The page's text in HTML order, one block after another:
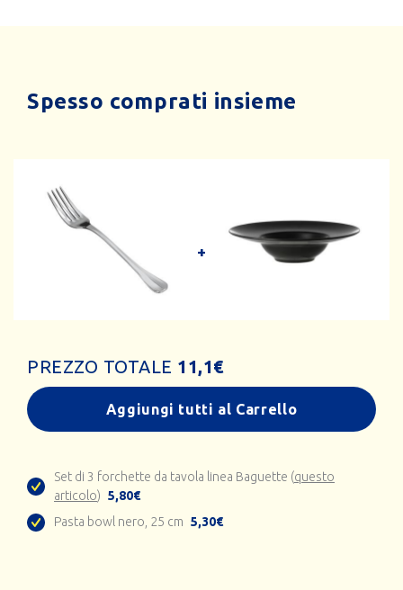
Spesso comprati insieme
PREZZO TOTALE 11,1€
Aggiungi tutti al Carrello
Set di 3 forchette da tavola linea Baguette (questo
articolo) 5,80€
Pasta bowl nero, 25 cm 5,30€